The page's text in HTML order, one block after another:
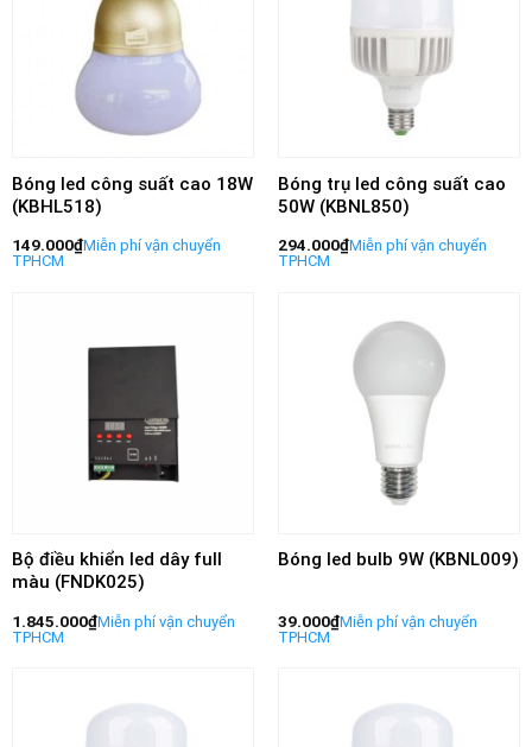
Bóng led công suất cao 18W
(KBHL518)
149.000₫
Bóng trụ led công suất cao
50W (KBNL850)
294.000₫
Bộ điều khiển led dây full
màu (FNDK025)
1.845.000₫
Bóng led bulb 9W (KBNL009)
39.000₫